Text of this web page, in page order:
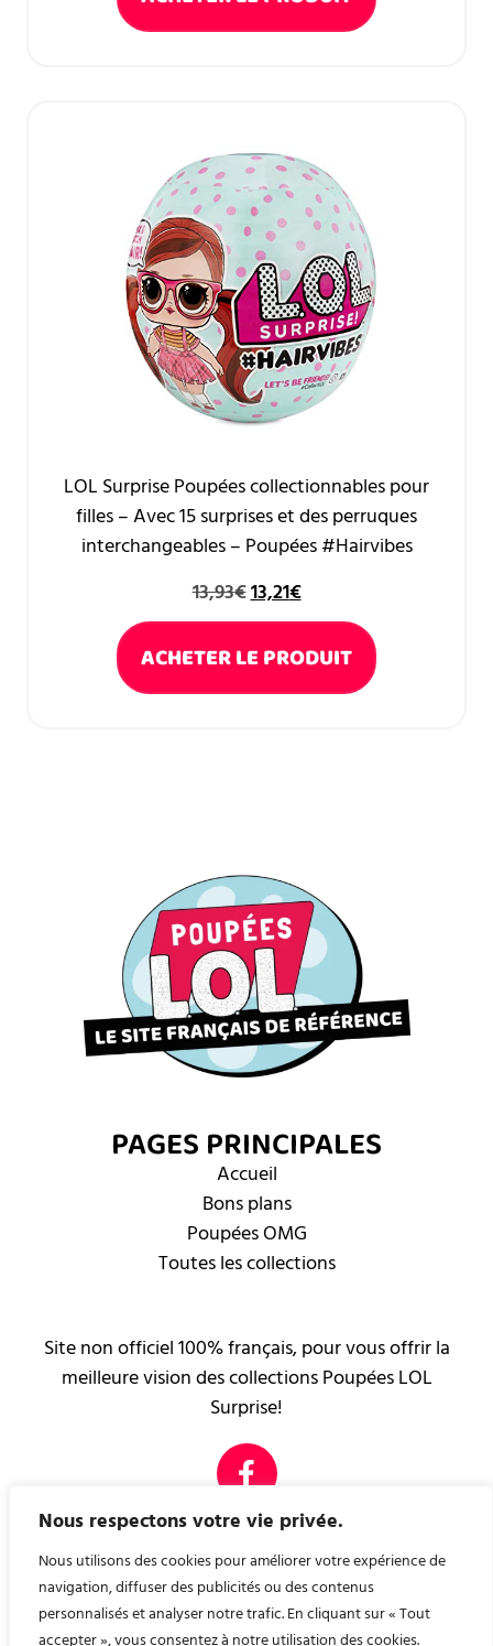
Nous respectons votre vie privée.
Nous utilisons des cookies pour améliorer votre expérience de
navigation, diffuser des publicités ou des contenus
personnalisés et analyser notre trafic. En cliquant sur « Tout
accepter », vous consentez à notre utilisation des cookies.
LOL Surprise Poupées collectionnables pour
filles – Avec 15 surprises et des perruques
interchangeables – Poupées #Hairvibes
13,93€13,21€
ACHETER LE PRODUIT
PAGES PRINCIPALES
Accueil
Bons plans
Poupées OMG
Toutes les collections
Site non officiel 100% français, pour vous offrir la
meilleure vision des collections Poupées LOL
Surprise!
PAGES LÉGALES
Mentions légales
Contact